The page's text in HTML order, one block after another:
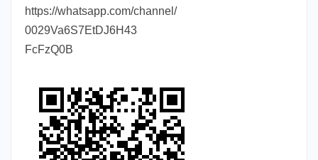
https://whatsapp.com/channel/
0029Va6S7EtDJ6H43
FcFzQ0B